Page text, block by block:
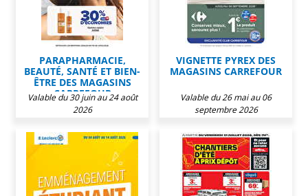
PARAPHARMACIE,
BEAUTÉ, SANTÉ ET BIEN-
ÊTRE DES MAGASINS
CARREFOUR
Valable du 30 juin au 24 août
2026
VIGNETTE PYREX DES
MAGASINS CARREFOUR
Valable du 26 mai au 06
septembre 2026